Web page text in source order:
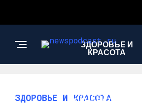
ЗДОРОВЬЕ И
КРАСОТА
ИНТЕРЕСНОЕ И
ПОЗНАВАТЕЛЬНОЕ
ЗДОРОВЬЕ И КРАСОТА